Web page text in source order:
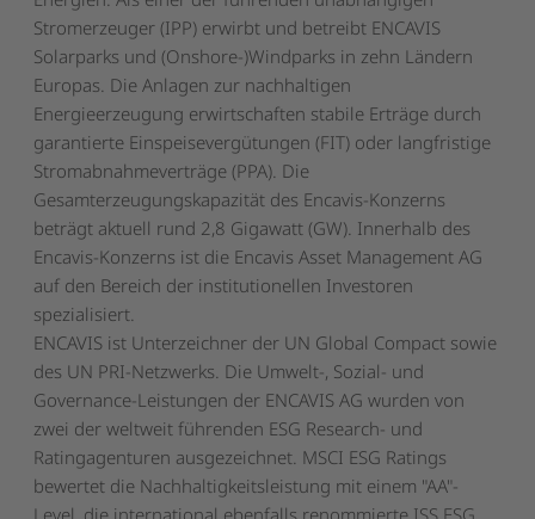
Stromerzeuger (IPP) erwirbt und betreibt ENCAVIS
Solarparks und (Onshore-)Windparks in zehn Ländern
Europas. Die Anlagen zur nachhaltigen
Energieerzeugung erwirtschaften stabile Erträge durch
garantierte Einspeisevergütungen (FIT) oder langfristige
Stromabnahmeverträge (PPA). Die
Gesamterzeugungskapazität des Encavis-Konzerns
beträgt aktuell rund 2,8 Gigawatt (GW). Innerhalb des
Encavis-Konzerns ist die Encavis Asset Management AG
auf den Bereich der institutionellen Investoren
spezialisiert.
ENCAVIS ist Unterzeichner der UN Global Compact sowie
des UN PRI-Netzwerks. Die Umwelt-, Sozial- und
Governance-Leistungen der ENCAVIS AG wurden von
zwei der weltweit führenden ESG Research- und
Ratingagenturen ausgezeichnet. MSCI ESG Ratings
bewertet die Nachhaltigkeitsleistung mit einem "AA"-
Level, die international ebenfalls renommierte ISS ESG